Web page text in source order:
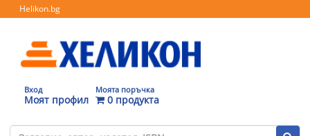
Helikon.bg
Вход
Моят профил
Моята поръчка
0 продукта